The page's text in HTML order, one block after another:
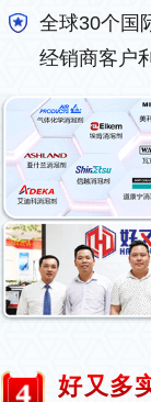
全球30个国
经销商客户
好又多